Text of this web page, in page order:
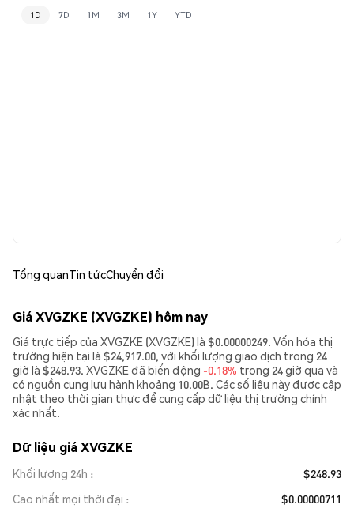
1D 7D 1M 3M 1Y YTD
Tổng quanTin tứcChuyển đổi
Giá XVGZKE (XVGZKE) hôm nay
Giá trực tiếp của XVGZKE (XVGZKE) là $0.00000249. Vốn hóa thị
trường hiện tại là $24,917.00, với khối lượng giao dịch trong 24
giờ là $248.93. XVGZKE đã biến động -0.18% trong 24 giờ qua và
có nguồn cung lưu hành khoảng 10.00B. Các số liệu này được cập
nhật theo thời gian thực để cung cấp dữ liệu thị trường chính
xác nhất.
Dữ liệu giá XVGZKE
Khối lượng 24h
$248.93
Cao nhất mọi thời đại
$0.00000711